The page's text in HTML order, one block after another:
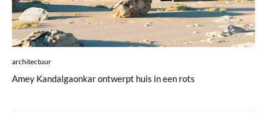
architectuur
Amey Kandalgaonkar ontwerpt huis in een rots